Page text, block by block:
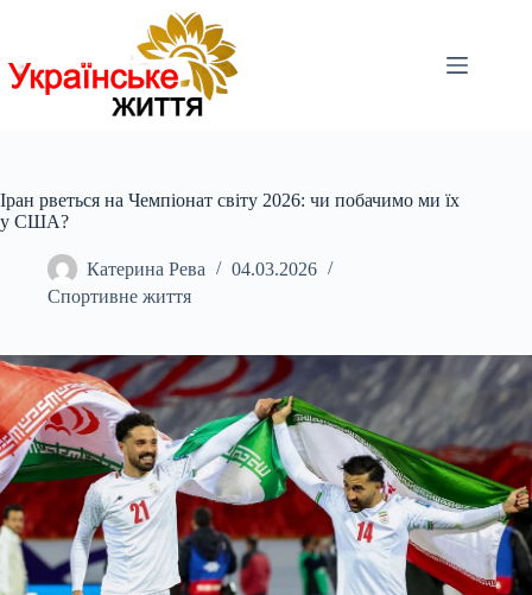
Іран рветься на Чемпіонат світу 2026: чи побачимо ми їх
у США?
Катерина Рева
04.03.2026
Спортивне життя